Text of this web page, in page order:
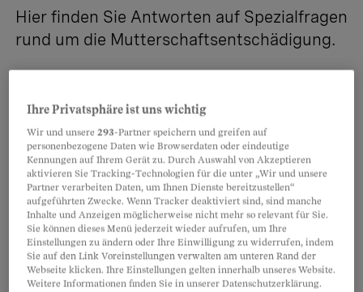
Hier finden Sie Antworten auf Spezialfragen
rund um die Mutterschaftsentschädigung.
Merken
Artikel teilen
Die Antwort auf viele Fragen zur
Mutterschaftsentschädigung finden Sie
imKreisschreiben über die
Mutterschaftsentschädigung und die
Entschädigung des andern Elternteils (KS
MSEAE)des Bundesamtes für
Ihre Privatsphäre ist uns wichtig
Wir und unsere293-Partner speichern und greifen auf
personenbezogene Daten wie Browserdaten oder eindeutige
Kennungen auf Ihrem Gerät zu. Durch Auswahl von Akzeptieren
aktivieren Sie Tracking-Technologien für die unter „Wir und unsere
Partner verarbeiten Daten, um Ihnen Dienste bereitzustellen“
aufgeführten Zwecke. Wenn Tracker deaktiviert sind, sind manche
Inhalte und Anzeigen möglicherweise nicht mehr so relevant für Sie.
Sie können dieses Menü jederzeit wieder aufrufen, um Ihre
Einstellungen zu ändern oder Ihre Einwilligung zu widerrufen, indem
Sie auf den Link Voreinstellungen verwalten am unteren Rand der
Webseite klicken. Ihre Einstellungen gelten innerhalb unseres Website.
Weitere Informationen finden Sie in unserer Datenschutzerklärung.